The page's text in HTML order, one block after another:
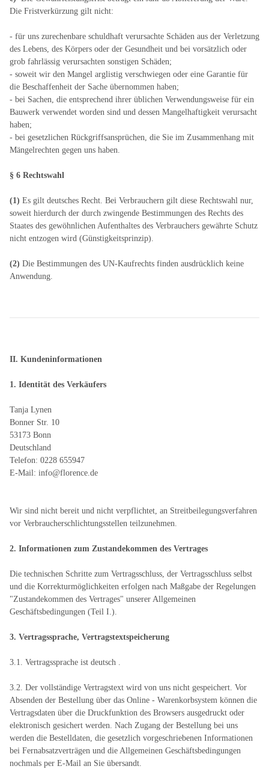
Die Fristverkürzung gilt nicht:
- für uns zurechenbare schuldhaft verursachte Schäden aus der Verletzung
des Lebens, des Körpers oder der Gesundheit und bei vorsätzlich oder
grob fahrlässig verursachten sonstigen Schäden;
- soweit wir den Mangel arglistig verschwiegen oder eine Garantie für
die Beschaffenheit der Sache übernommen haben;
- bei Sachen, die entsprechend ihrer üblichen Verwendungsweise für ein
Bauwerk verwendet worden sind und dessen Mangelhaftigkeit verursacht
haben;
- bei gesetzlichen Rückgriffsansprüchen, die Sie im Zusammenhang mit
Mängelrechten gegen uns haben.
§ 6 Rechtswahl
(1) Es gilt deutsches Recht. Bei Verbrauchern gilt diese Rechtswahl nur,
soweit hierdurch der durch zwingende Bestimmungen des Rechts des
Staates des gewöhnlichen Aufenthaltes des Verbrauchers gewährte Schutz
nicht entzogen wird (Günstigkeitsprinzip).
(2) Die Bestimmungen des UN-Kaufrechts finden ausdrücklich keine
Anwendung.
II. Kundeninformationen
1. Identität des Verkäufers
Tanja Lynen
Bonner Str. 10
53173 Bonn
Deutschland
Telefon: 0228 655947
E-Mail: info@florence.de
Wir sind nicht bereit und nicht verpflichtet, an Streitbeilegungsverfahren
vor Verbraucherschlichtungsstellen teilzunehmen.
2. Informationen zum Zustandekommen des Vertrages
Die technischen Schritte zum Vertragsschluss, der Vertragsschluss selbst
und die Korrekturmöglichkeiten erfolgen nach Maßgabe der Regelungen
"Zustandekommen des Vertrages" unserer Allgemeinen
Geschäftsbedingungen (Teil I.).
3. Vertragssprache, Vertragstextspeicherung
3.1. Vertragssprache ist deutsch
3.2. Der vollständige Vertragstext wird von uns nicht gespeichert. Vor
Absenden der Bestellung über das Online - Warenkorbsystem können die
Vertragsdaten über die Druckfunktion des Browsers ausgedruckt oder
elektronisch gesichert werden. Nach Zugang der Bestellung bei uns
werden die Bestelldaten, die gesetzlich vorgeschriebenen Informationen
bei Fernabsatzverträgen und die Allgemeinen Geschäftsbedingungen
nochmals per E-Mail an Sie übersandt.